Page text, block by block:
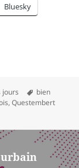
Bluesky
jours
Mots-
clés
bien
,Questembert